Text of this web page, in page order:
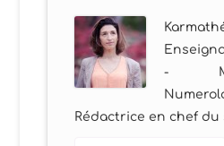
-
Rédactrice en chef du